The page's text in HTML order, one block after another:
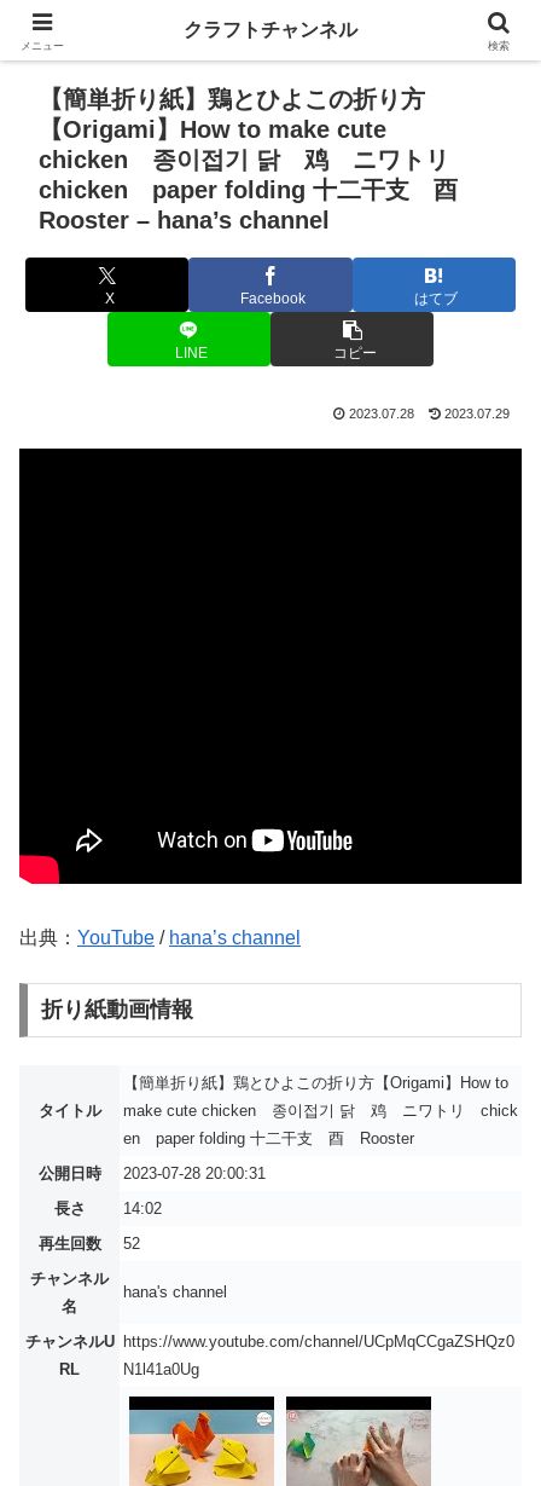
【簡単折り紙】鶏とひよこの折り方
【Origami】How to make cute
chicken 종이접기 닭 鸡 ニワトリ
chicken paper folding 十二干支 酉
Rooster – hana’s channel
X Facebook はてブ
LINE コピー
2023.07.28 2023.07.29
出典： YouTube / hana’s channel
折り紙動画情報
タイトル
【簡単折り紙】鶏とひよこの折り方【Origami】How to
make cute chicken 종이접기 닭 鸡 ニワトリ chick
en paper folding 十二干支 酉 Rooster
公開日時
2023-07-28 20:00:31
長さ
14:02
再生回数
52
チャンネル
名
hana's channel
チャンネルU
RL
https://www.youtube.com/channel/UCpMqCCgaZSHQz0
N1l41a0Ug
メニュー
クラフトチャンネル
検索